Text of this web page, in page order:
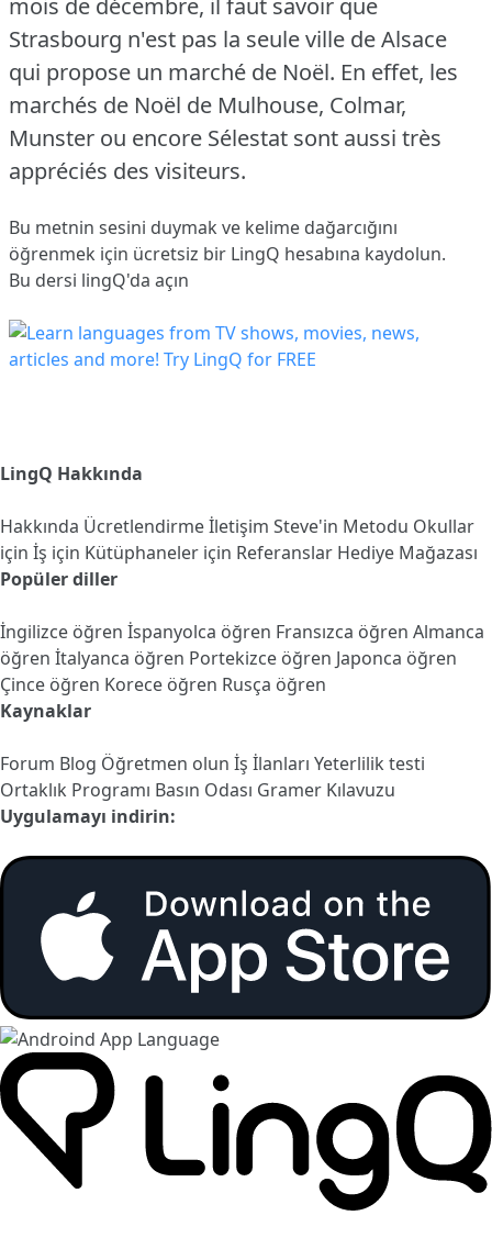
mois de décembre, il faut savoir que
Strasbourg n'est pas la seule ville de Alsace
qui propose un marché de Noël. En effet, les
marchés de Noël de Mulhouse, Colmar,
Munster ou encore Sélestat sont aussi très
appréciés des visiteurs.
Bu metnin sesini duymak ve kelime dağarcığını
öğrenmek için ücretsiz bir LingQ hesabına kaydolun.
Bu dersi lingQ'da açın
LingQ Hakkında
Hakkında Ücretlendirmeİletişim Steve'in Metodu Okullar
için İş için Kütüphaneler için Referanslar Hediye Mağazası
Popüler diller
İngilizce öğren İspanyolca öğren Fransızca öğren Almanca
öğren İtalyanca öğren Portekizce öğren Japonca öğren
Çince öğren Korece öğren Rusça öğren
Kaynaklar
Forum Blog Öğretmen olun İş İlanları Yeterlilik testi
Ortaklık Programı Basın Odası Gramer Kılavuzu
Uygulamayı indirin: